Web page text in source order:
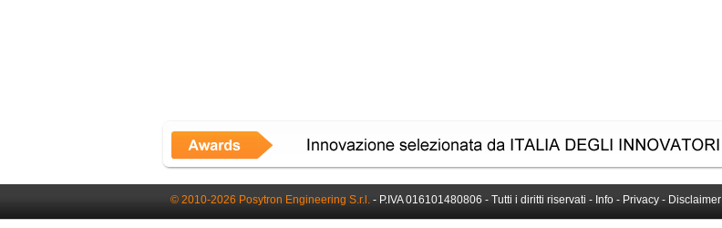
© 2010-2026 Posytron Engineering S.r.l. - P.IVA 016101480806 - Tutti i diritti riservati - Info - Privacy - Disclaimer